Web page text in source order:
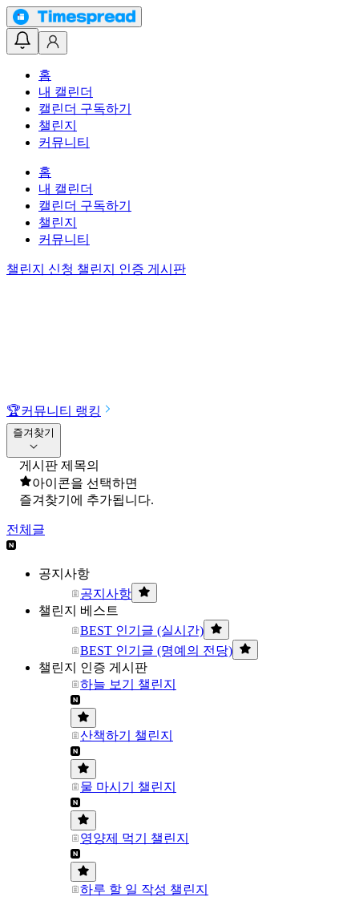
홈
내 캘린더
캘린더 구독하기
챌린지
커뮤니티
홈
내 캘린더
캘린더 구독하기
챌린지
커뮤니티
챌린지 신청 챌린지 인증 게시판
🏆커뮤니티 랭킹
즐겨찾기
게시판 제목의
아이콘을 선택하면
즐겨찾기에 추가됩니다.
전체글
공지사항
공지사항
챌린지 베스트
BEST 인기글 (실시간)
BEST 인기글 (명예의 전당)
챌린지 인증 게시판
하늘 보기 챌린지
산책하기 챌린지
물 마시기 챌린지
영양제 먹기 챌린지
하루 할 일 작성 챌린지